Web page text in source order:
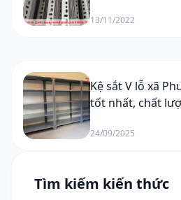
13/11/2022
Kệ sắt V lỗ xã
tốt nhất, chất
24/09/2025
Tìm kiếm kiến thức